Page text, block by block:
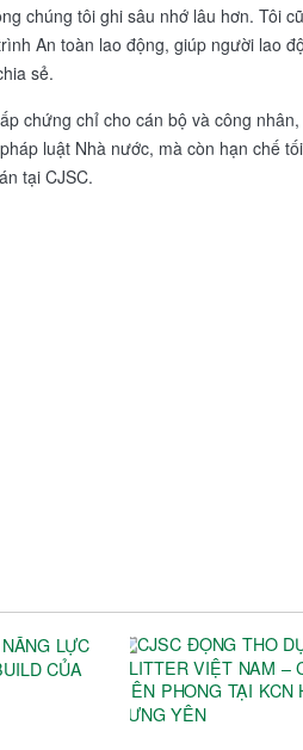
chúng tôi ghi sâu nhớ lâu hơn. Tôi
An toàn lao động, giúp người lao
sẻ.
chứng chỉ cho cán bộ và công
luật Nhà nước, mà còn hạn chế
tại CJSC.